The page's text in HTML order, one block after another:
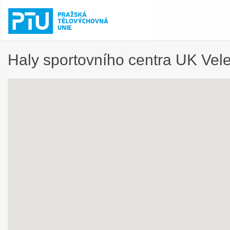
Haly sportovního centra UK